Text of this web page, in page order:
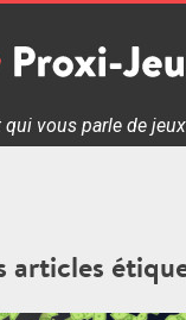
Le podcast qui vous
qui vous parle de
articles